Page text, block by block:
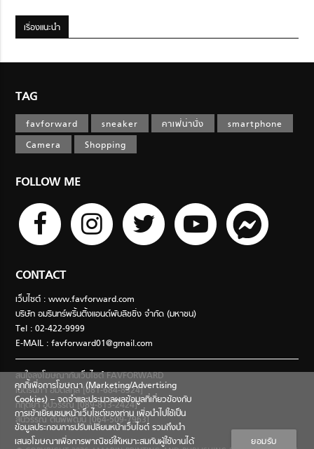
เรื่องแนะนำ
TAG
favforward sneaker คาเฟ่น่านั่ง
smartphone
Camera
Shopping
FOLLOW ME
CONTACT
เว็บไซต์ : www.favforward.com
บริษัท อมรินทร์พริ้นติ้งแอนด์พับลิชชิ่ง จำกัด (มหาชน)
Tel : 02-422-9999
E-MAIL :favforward01@gmail.com
สนใจลงโฆษณากับเว็บไซต์ FAVFORWARD
เนตรนภา อมตสกุล [081-684-8324]
กฤตยา อุปวรรณ [089-813-2424]
สินีวรรณ ตันพิพัฒน์ [064-509-7963]
คุกกี้เพื่อการโฆษณา (Marketing/Advertising
Cookies) – จดจำและประมวลผลข้อมูลที่เกี่ยวข้องกับ
การเข้าเยี่ยมชมหน้าเว็บไซต์ของท่าน เพื่อนำไปใช้เป็น
ข้อมูลประกอบการปรับเปลี่ยนหน้าเว็บไซต์ รวมถึงนำ
เสนอโฆษณาเพื่อการพาณิชย์ให้เหมาะสมกับผู้ใช้งานได้
ยอมรับ